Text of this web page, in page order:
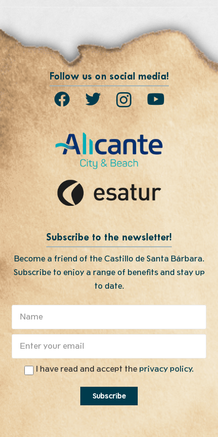
Follow us on social media!
Subscribe to the newsletter!
Become a friend of the Castillo de Santa Bárbara.
Subscribe to enjoy a range of benefits and stay up
to date.
I have read and accept the privacy policy.